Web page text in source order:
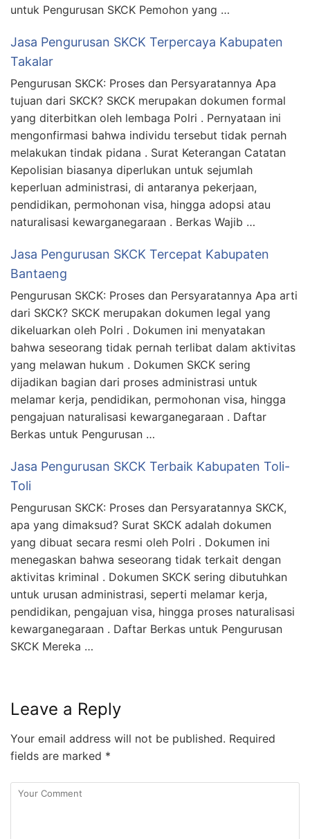
untuk Pengurusan SKCK Pemohon yang …
Jasa Pengurusan SKCK Terpercaya Kabupaten
Takalar
Pengurusan SKCK: Proses dan Persyaratannya Apa
tujuan dari SKCK? SKCK merupakan dokumen formal
yang diterbitkan oleh lembaga Polri . Pernyataan ini
mengonfirmasi bahwa individu tersebut tidak pernah
melakukan tindak pidana . Surat Keterangan Catatan
Kepolisian biasanya diperlukan untuk sejumlah
keperluan administrasi, di antaranya pekerjaan,
pendidikan, permohonan visa, hingga adopsi atau
naturalisasi kewarganegaraan . Berkas Wajib …
Jasa Pengurusan SKCK Tercepat Kabupaten
Bantaeng
Pengurusan SKCK: Proses dan Persyaratannya Apa arti
dari SKCK? SKCK merupakan dokumen legal yang
dikeluarkan oleh Polri . Dokumen ini menyatakan
bahwa seseorang tidak pernah terlibat dalam aktivitas
yang melawan hukum . Dokumen SKCK sering
dijadikan bagian dari proses administrasi untuk
melamar kerja, pendidikan, permohonan visa, hingga
pengajuan naturalisasi kewarganegaraan . Daftar
Berkas untuk Pengurusan …
Jasa Pengurusan SKCK Terbaik Kabupaten Toli-
Toli
Pengurusan SKCK: Proses dan Persyaratannya SKCK,
apa yang dimaksud? Surat SKCK adalah dokumen
yang dibuat secara resmi oleh Polri . Dokumen ini
menegaskan bahwa seseorang tidak terkait dengan
aktivitas kriminal . Dokumen SKCK sering dibutuhkan
untuk urusan administrasi, seperti melamar kerja,
pendidikan, pengajuan visa, hingga proses naturalisasi
kewarganegaraan . Daftar Berkas untuk Pengurusan
SKCK Mereka …
Leave a Reply
Your email address will not be published. Required
fields are marked *